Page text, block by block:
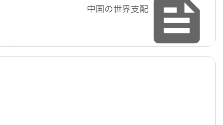

中国の世界支配